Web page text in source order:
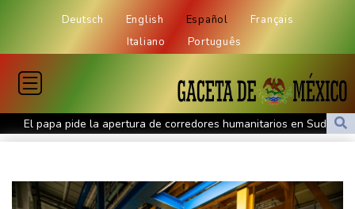
Deutsch English Español
Français
Italiano
Português
El papa pide la apertura de corredores humanitarios en Sudán
Evacuaciones y vuelos cancelados en China por llegada del tifón
Al menos cinco muertos en Ucrania y Rusia tras nueva ola de